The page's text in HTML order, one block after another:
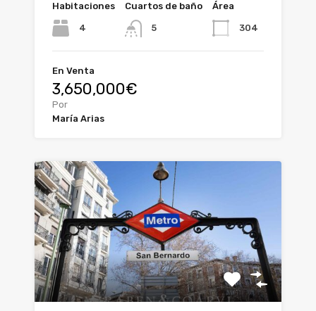
Habitaciones
4
Cuartos de baño
5
Área
304
En Venta
3,650,000€
Por
María Arias